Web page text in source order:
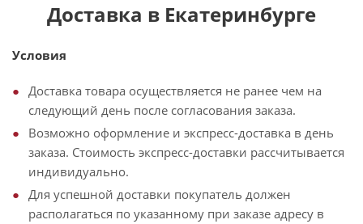
Доставка в Екатеринбурге
Условия
Доставка товара осуществляется не ранее чем на
следующий день после согласования заказа.
Возможно оформление и экспресс-доставка в день
заказа. Стоимость экспресс-доставки рассчитывается
индивидуально.
Для успешной доставки покупатель должен
располагаться по указанному при заказе адресу в